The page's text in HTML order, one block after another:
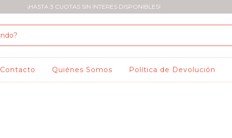
¡HASTA 3 CUOTAS SIN INTERES DISPONIBLES!
Contacto Quiénes Somos Política de Devolución